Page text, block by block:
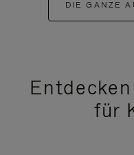
DIE GANZE
für